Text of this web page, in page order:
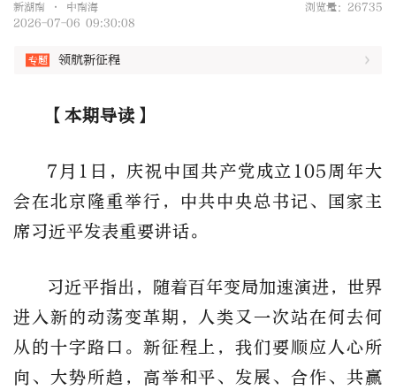
新湖南 • 中南海
浏览量：26735
2026-07-06 09:30:08
领航新征程
【本期导读】
7月1日，庆祝中国共产党成立105周年大
会在北京隆重举行，中共中央总书记、国家主
席习近平发表重要讲话。
习近平指出，随着百年变局加速演进，世界
进入新的动荡变革期，人类又一次站在何去何
从的十字路口。新征程上，我们要顺应人心所
向、大势所趋，高举和平、发展、合作、共赢